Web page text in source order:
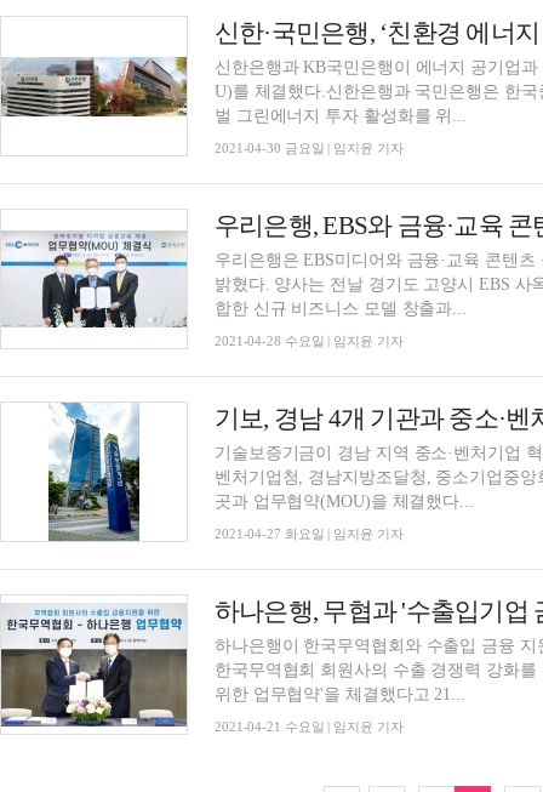
신한·국민은행, ‘친환경 에너
신한은행과 KB국민은행이 에너지 공기업
U)를 체결했다.신한은행과 국민은행은 한
벌 그린에너지 투자 활성화를 위...
2021-04-30 금요일 | 임지윤 기자
우리은행, EBS와 금융·교육
우리은행은 EBS미디어와 금융·교육 콘텐
밝혔다. 양사는 전날 경기도 고양시 EBS
합한 신규 비즈니스 모델 창출과...
2021-04-28 수요일 | 임지윤 기자
기보, 경남 4개 기관과 중소·
기술보증기금이 경남 지역 중소·벤처기업
벤처기업청, 경남지방조달청, 중소기업중
곳과 업무협약(MOU)을 체결했다...
2021-04-27 화요일 | 임지윤 기자
하나은행, 무협과 '수출입기업
하나은행이 한국무역협회와 수출입 금융
한국무역협회 회원사의 수출 경쟁력 강화
위한 업무협약'을 체결했다고 21...
2021-04-21 수요일 | 임지윤 기자